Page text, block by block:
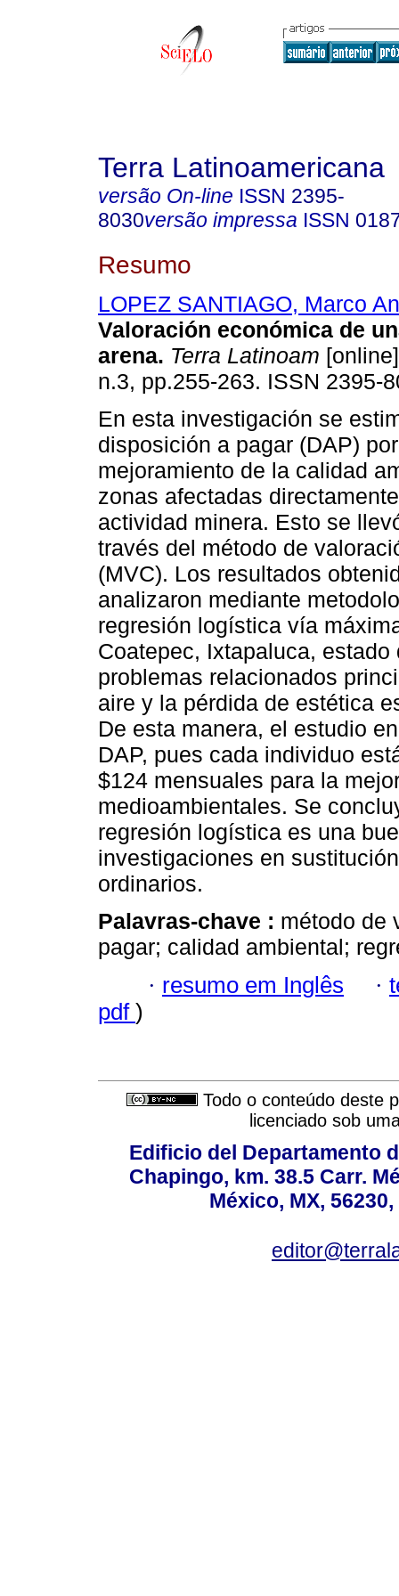
Terra Latinoamericana
versão On-line ISSN 2395-
8030versão impressa ISSN
Resumo
LOPEZ SANTIAGO, Marco
Valoración económica de
arena. Terra Latinoam
n.3, pp.255-263. ISSN 2395-
En esta investigación se
disposición a pagar (DAP)
mejoramiento de la calidad
zonas afectadas
actividad minera. Esto se
través del método de
(MVC). Los resultados
analizaron mediante
regresión logística vía
Coatepec, Ixtapaluca,
problemas relacionados
aire y la pérdida de estética
De esta manera, el estudio
DAP, pues cada individuo
$124 mensuales para la
medioambientales. Se
regresión logística es una
investigaciones en
ordinarios.
Palavras-chave : método de
pagar; calidad ambiental;
· resumo em Inglês ·
pdf )
Todo o conteúdo deste
licenciado sob
Edificio del Departamento
Chapingo, km. 38.5 Carr.
México, MX,